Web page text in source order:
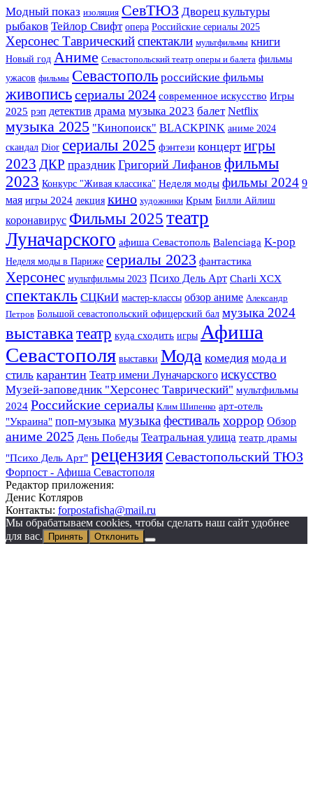
Модный показ изоляция СевТЮЗ Дворец культуры
рыбаков Тейлор Свифт опера Российские сериалы 2025
Херсонес Таврическийспектакли мультфильмы книги
Новый год Аниме Севастопольский театр оперы и балета фильмы
ужасов фильмы Севастополь российские фильмы
живописьсериалы 2024 современное искусство Игры
2025 рэп детектив драма музыка 2023 балет Netflix
музыка 2025 "Кинопоиск" BLACKPINK аниме 2024
скандал Dior сериалы 2025 фэнтези концерт игры
2023 ДКР праздник Григорий Лифанов фильмы
2023 Конкурс "Живая классика" Неделя моды фильмы 2024 9
мая игры 2024 лекция кино художники Крым Билли Айлиш
коронавирус Фильмы 2025театр
Луначарского афиша Севастополь Balenciaga K-pop
Неделя моды в Париже сериалы 2023 фантастика
Херсонес мультфильмы 2023 Психо Дель Арт Charli XCX
спектакль СЦКиИ мастер-классы обзор аниме Александр
Петров Большой севастопольский офицерский бал музыка 2024
выставка театр куда сходить игры Афиша
Севастополя выставки Мода комедия мода и
стиль карантин Театр имени Луначарского искусство
Музей-заповедник "Херсонес Таврический" мультфильмы
2024 Российские сериалы Клим Шипенко арт-отель
"Украина" поп-музыка музыкафестиваль хоррор Обзор
аниме 2025 День Победы Театральная улица театр драмы
"Психо Дель Арт" рецензияСевастопольский ТЮЗ
Форпост - Афиша Севастополя
Редактор приложения:
Денис Котляров
Контакты: forpostafisha@mail.ru
Мы обрабатываем cookies, чтобы сделать наш сайт удобнее
для вас.
Принять Отклонить